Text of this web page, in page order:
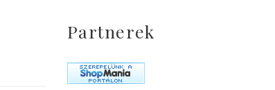
Partnerek